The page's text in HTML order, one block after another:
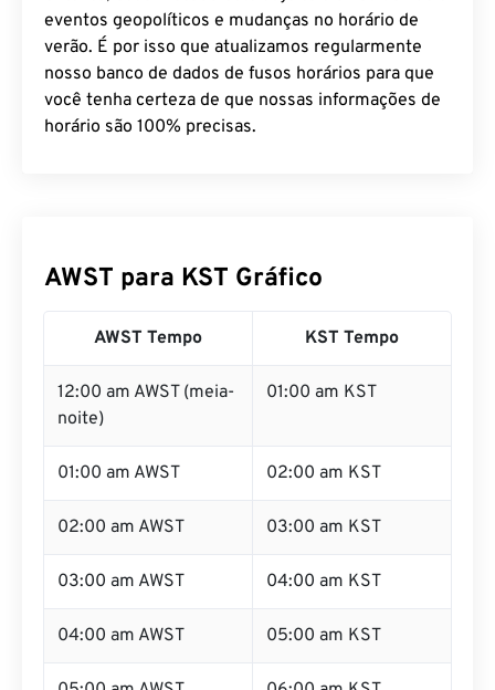
eventos geopolíticos e mudanças no horário de
verão. É por isso que atualizamos regularmente
nosso banco de dados de fusos horários para que
você tenha certeza de que nossas informações de
horário são 100% precisas.
AWST para KST Gráfico
AWST Tempo KST Tempo
12:00 am AWST (meia-
noite)
01:00 am KST
01:00 am AWST 02:00 am KST
02:00 am AWST 03:00 am KST
03:00 am AWST 04:00 am KST
04:00 am AWST 05:00 am KST